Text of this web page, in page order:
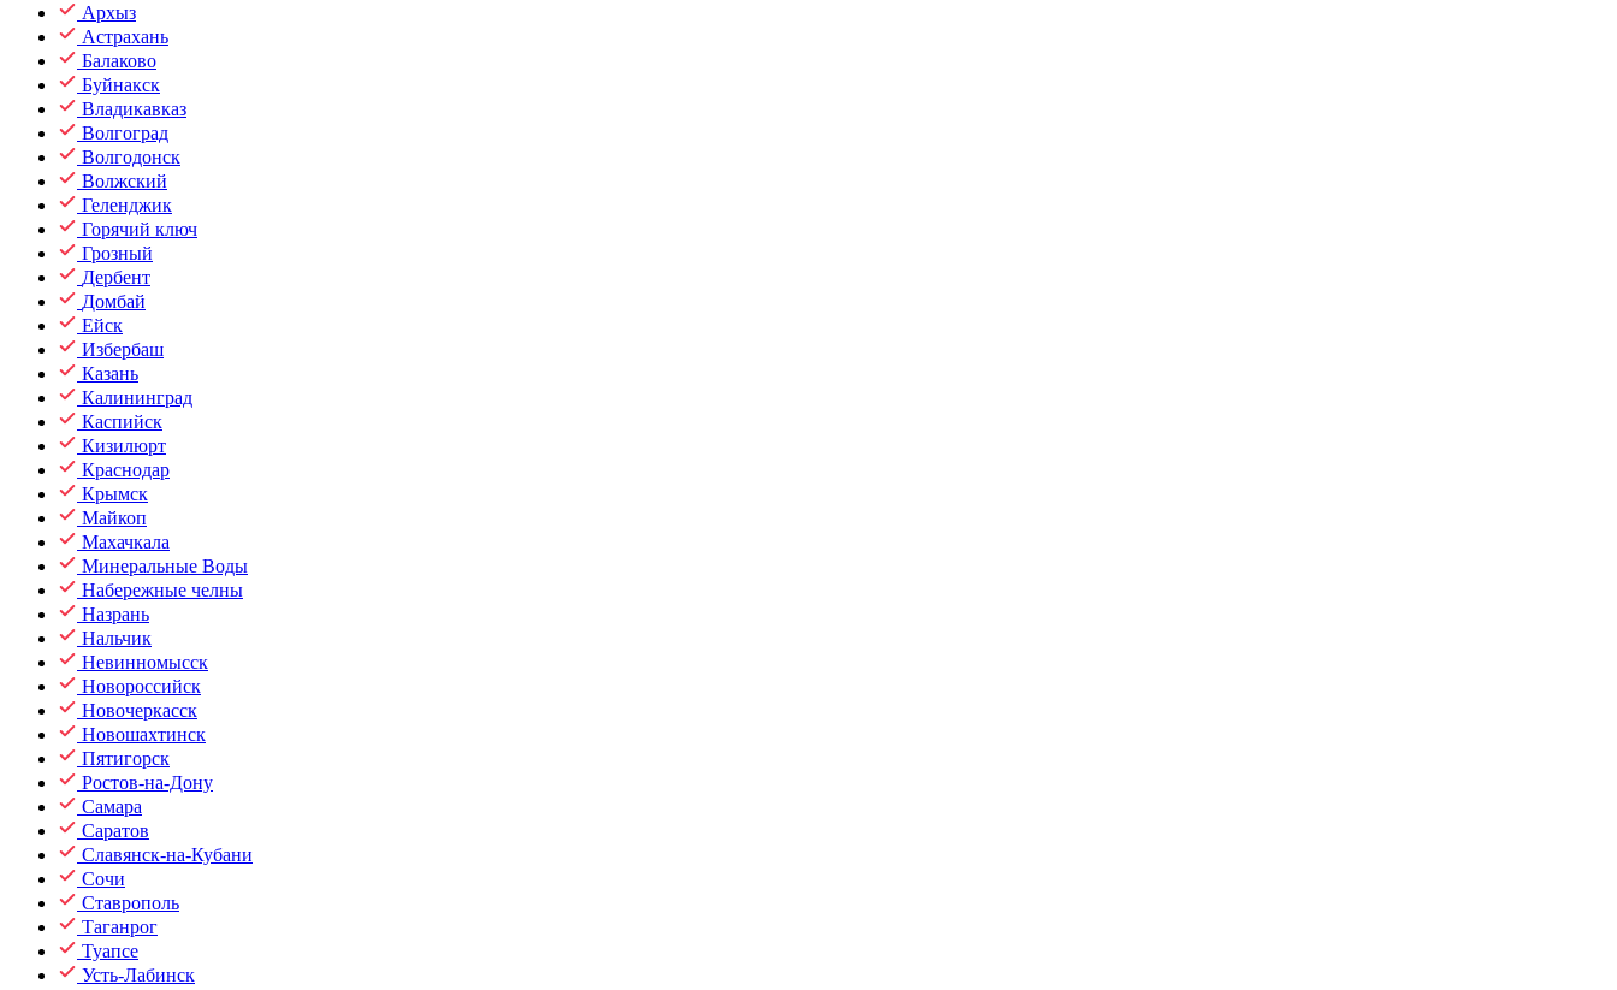
Архыз
Астрахань
Балаково
Буйнакск
Владикавказ
Волгоград
Волгодонск
Волжский
Геленджик
Горячий ключ
Грозный
Дербент
Домбай
Ейск
Избербаш
Казань
Калининград
Каспийск
Кизилюрт
Краснодар
Крымск
Майкоп
Махачкала
Минеральные Воды
Набережные челны
Назрань
Нальчик
Невинномысск
Новороссийск
Новочеркасск
Новошахтинск
Пятигорск
Ростов-на-Дону
Самара
Саратов
Славянск-на-Кубани
Сочи
Ставрополь
Таганрог
Туапсе
Усть-Лабинск